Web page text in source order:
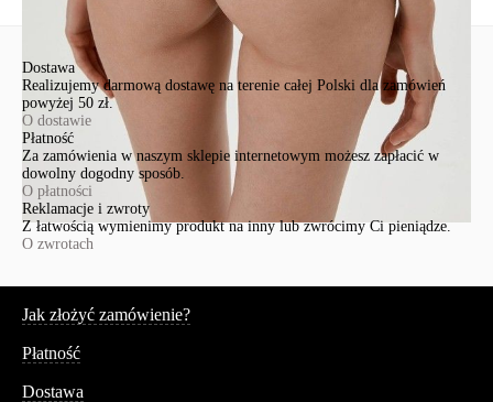
Dostawa
Realizujemy darmową dostawę na terenie całej Polski dla zamówień
powyżej 50 zł.
O dostawie
Płatność
Za zamówienia w naszym sklepie internetowym możesz zapłacić w
dowolny dogodny sposób.
O płatności
Reklamacje i zwroty
Z łatwością wymienimy produkt na inny lub zwrócimy Ci pieniądze.
O zwrotach
Jak złożyć zamówienie?
Płatność
Dostawa